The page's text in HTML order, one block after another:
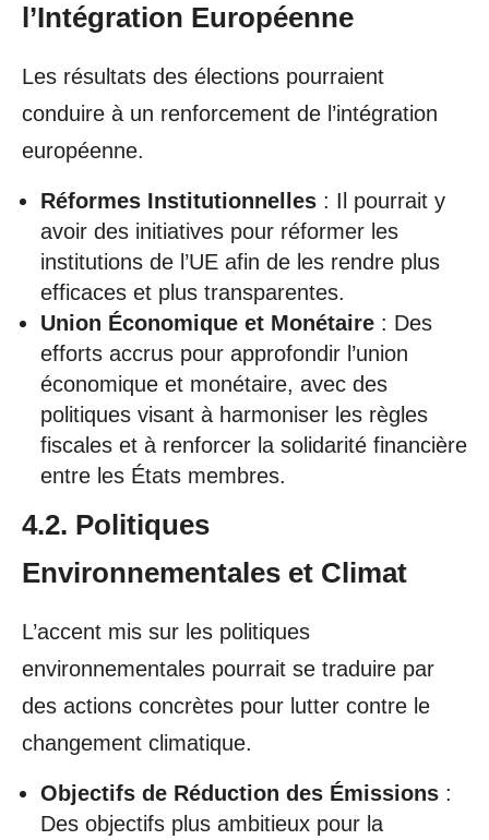
l’Intégration Européenne
Les résultats des élections pourraient
conduire à un renforcement de l’intégration
européenne.
Réformes Institutionnelles : Il pourrait y
avoir des initiatives pour réformer les
institutions de l’UE afin de les rendre plus
efficaces et plus transparentes.
Union Économique et Monétaire : Des
efforts accrus pour approfondir l’union
économique et monétaire, avec des
politiques visant à harmoniser les règles
fiscales et à renforcer la solidarité financière
entre les États membres.
4.2. Politiques
Environnementales et Climat
L’accent mis sur les politiques
environnementales pourrait se traduire par
des actions concrètes pour lutter contre le
changement climatique.
Objectifs de Réduction des Émissions :
Des objectifs plus ambitieux pour la